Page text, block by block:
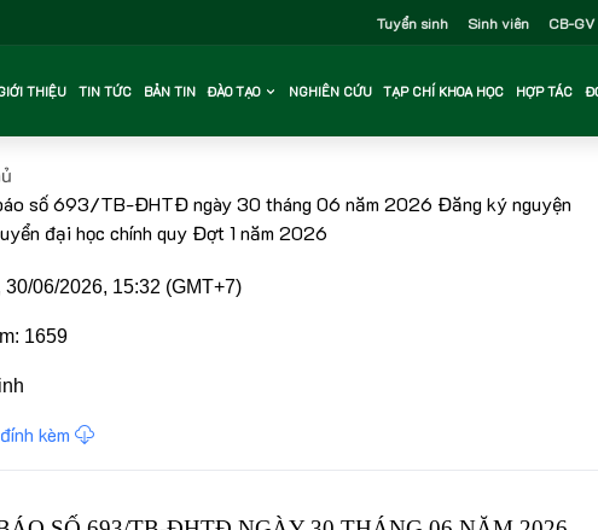
Tuyển sinh Sinh viên CB-GV
THIỆU TIN TỨC BẢN TIN ĐÀO TẠO NGHIÊN CỨU TẠP CHÍ KHOA HỌC HỢP TÁC
số 693/TB-ĐHTĐ ngày 30 tháng 06 năm 2026 Đăng ký nguyện
đại học chính quy Đợt 1 năm 2026
06/2026, 15:32 (GMT+7)
1659
kèm